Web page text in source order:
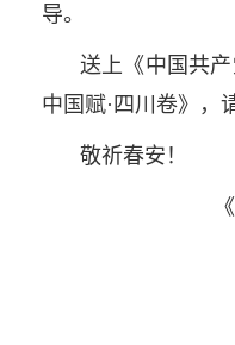
导。
送上《中国共
中国赋·四川卷》，
敬祈春安！